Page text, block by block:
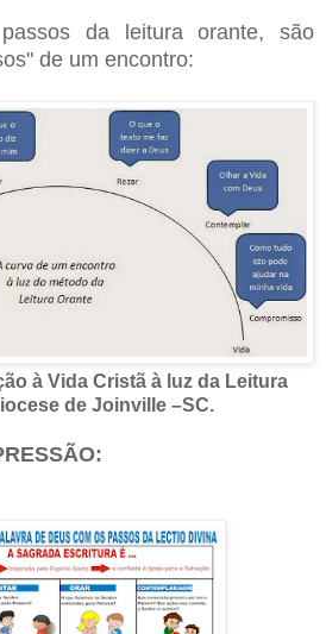
da leitura orante, são
de um encontro:
à Vida Cristã à luz da Leitura
de Joinville –SC.